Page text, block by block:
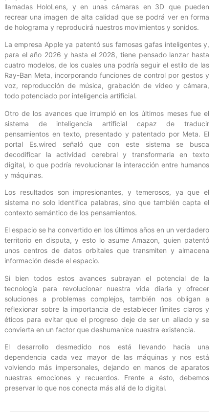
llamadas HoloLens, y en unas cámaras en 3D que pueden
recrear una imagen de alta calidad que se podrá ver en forma
de holograma y reproducirá nuestros movimientos y sonidos.
La empresa Apple ya patentó sus famosas gafas inteligentes y,
para el año 2026 y hasta el 2028, tiene pensado lanzar hasta
cuatro modelos, de los cuales una podría seguir el estilo de las
Ray-Ban Meta, incorporando funciones de control por gestos y
voz, reproducción de música, grabación de video y cámara,
todo potenciado por inteligencia artificial.
Otro de los avances que irrumpió en los últimos meses fue el
sistema de inteligencia artificial capaz de traducir
pensamientos en texto, presentado y patentado por Meta. El
portal Es.wired señaló que con este sistema se busca
decodificar la actividad cerebral y transformarla en texto
digital, lo que podría revolucionar la interacción entre humanos
y máquinas.
Los resultados son impresionantes, y temerosos, ya que el
sistema no solo identifica palabras, sino que también capta el
contexto semántico de los pensamientos.
El espacio se ha convertido en los últimos años en un verdadero
territorio en disputa, y esto lo asume Amazon, quien patentó
unos centros de datos orbitales que transmiten y almacena
información desde el espacio.
Si bien todos estos avances subrayan el potencial de la
tecnología para revolucionar nuestra vida diaria y ofrecer
soluciones a problemas complejos, también nos obligan a
reflexionar sobre la importancia de establecer límites claros y
éticos para evitar que el progreso deje de ser un aliado y se
convierta en un factor que deshumanice nuestra existencia.
El desarrollo desmedido nos está llevando hacia una
dependencia cada vez mayor de las máquinas y nos está
volviendo más impersonales, dejando en manos de aparatos
nuestras emociones y recuerdos. Frente a ésto, debemos
preservar lo que nos conecta más allá de lo digital.